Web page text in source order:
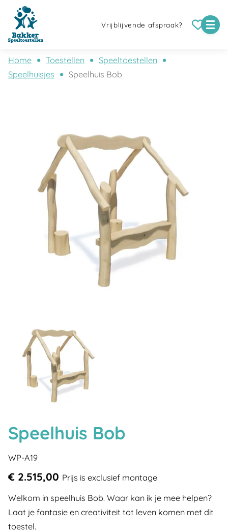
Vrijblijvende afspraak?
Home Toestellen
Speeltoestellen
Speelhuisjes
Speelhuis Bob
Speelhuis Bob
WP-A19
€ 2.515,00 Prijs is exclusief montage
Welkom in speelhuis Bob. Waar kan ik je mee helpen?
Laat je fantasie en creativiteit tot leven komen met dit
toestel.